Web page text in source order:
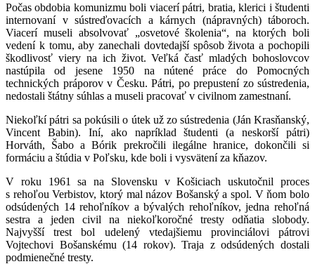
Počas obdobia komunizmu boli viacerí pátri, bratia, klerici i študenti
internovaní v sústreďovacích a kárnych (nápravných) táboroch.
Viacerí museli absolvovať „osvetové školenia“, na ktorých boli
vedení k tomu, aby zanechali dovtedajší spôsob života a pochopili
škodlivosť viery na ich život. Veľká časť mladých bohoslovcov
nastúpila od jesene 1950 na nútené práce do Pomocných
technických práporov v Česku. Pátri, po prepustení zo sústredenia,
nedostali štátny súhlas a museli pracovať v civilnom zamestnaní.
Niekoľkí pátri sa pokúsili o útek už zo sústredenia (Ján Krasňanský,
Vincent Babin). Iní, ako napríklad študenti (a neskorší pátri)
Horváth, Šabo a Bórik prekročili ilegálne hranice, dokončili si
formáciu a štúdia v Poľsku, kde boli i vysvätení za kňazov.
V roku 1961 sa na Slovensku v Košiciach uskutočnil proces
s rehoľou Verbistov, ktorý mal názov Bošanský a spol. V ňom bolo
odsúdených 14 rehoľníkov a bývalých rehoľníkov, jedna rehoľná
sestra a jeden civil na niekoľkoročné tresty odňatia slobody.
Najvyšší trest bol udelený vtedajšiemu provinciálovi pátrovi
Vojtechovi Bošanskému (14 rokov). Traja z odsúdených dostali
podmienečné tresty.